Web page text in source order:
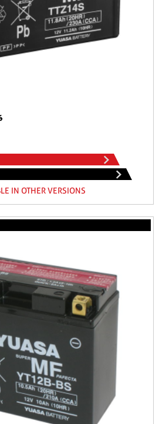
IN OTHER VERSIONS